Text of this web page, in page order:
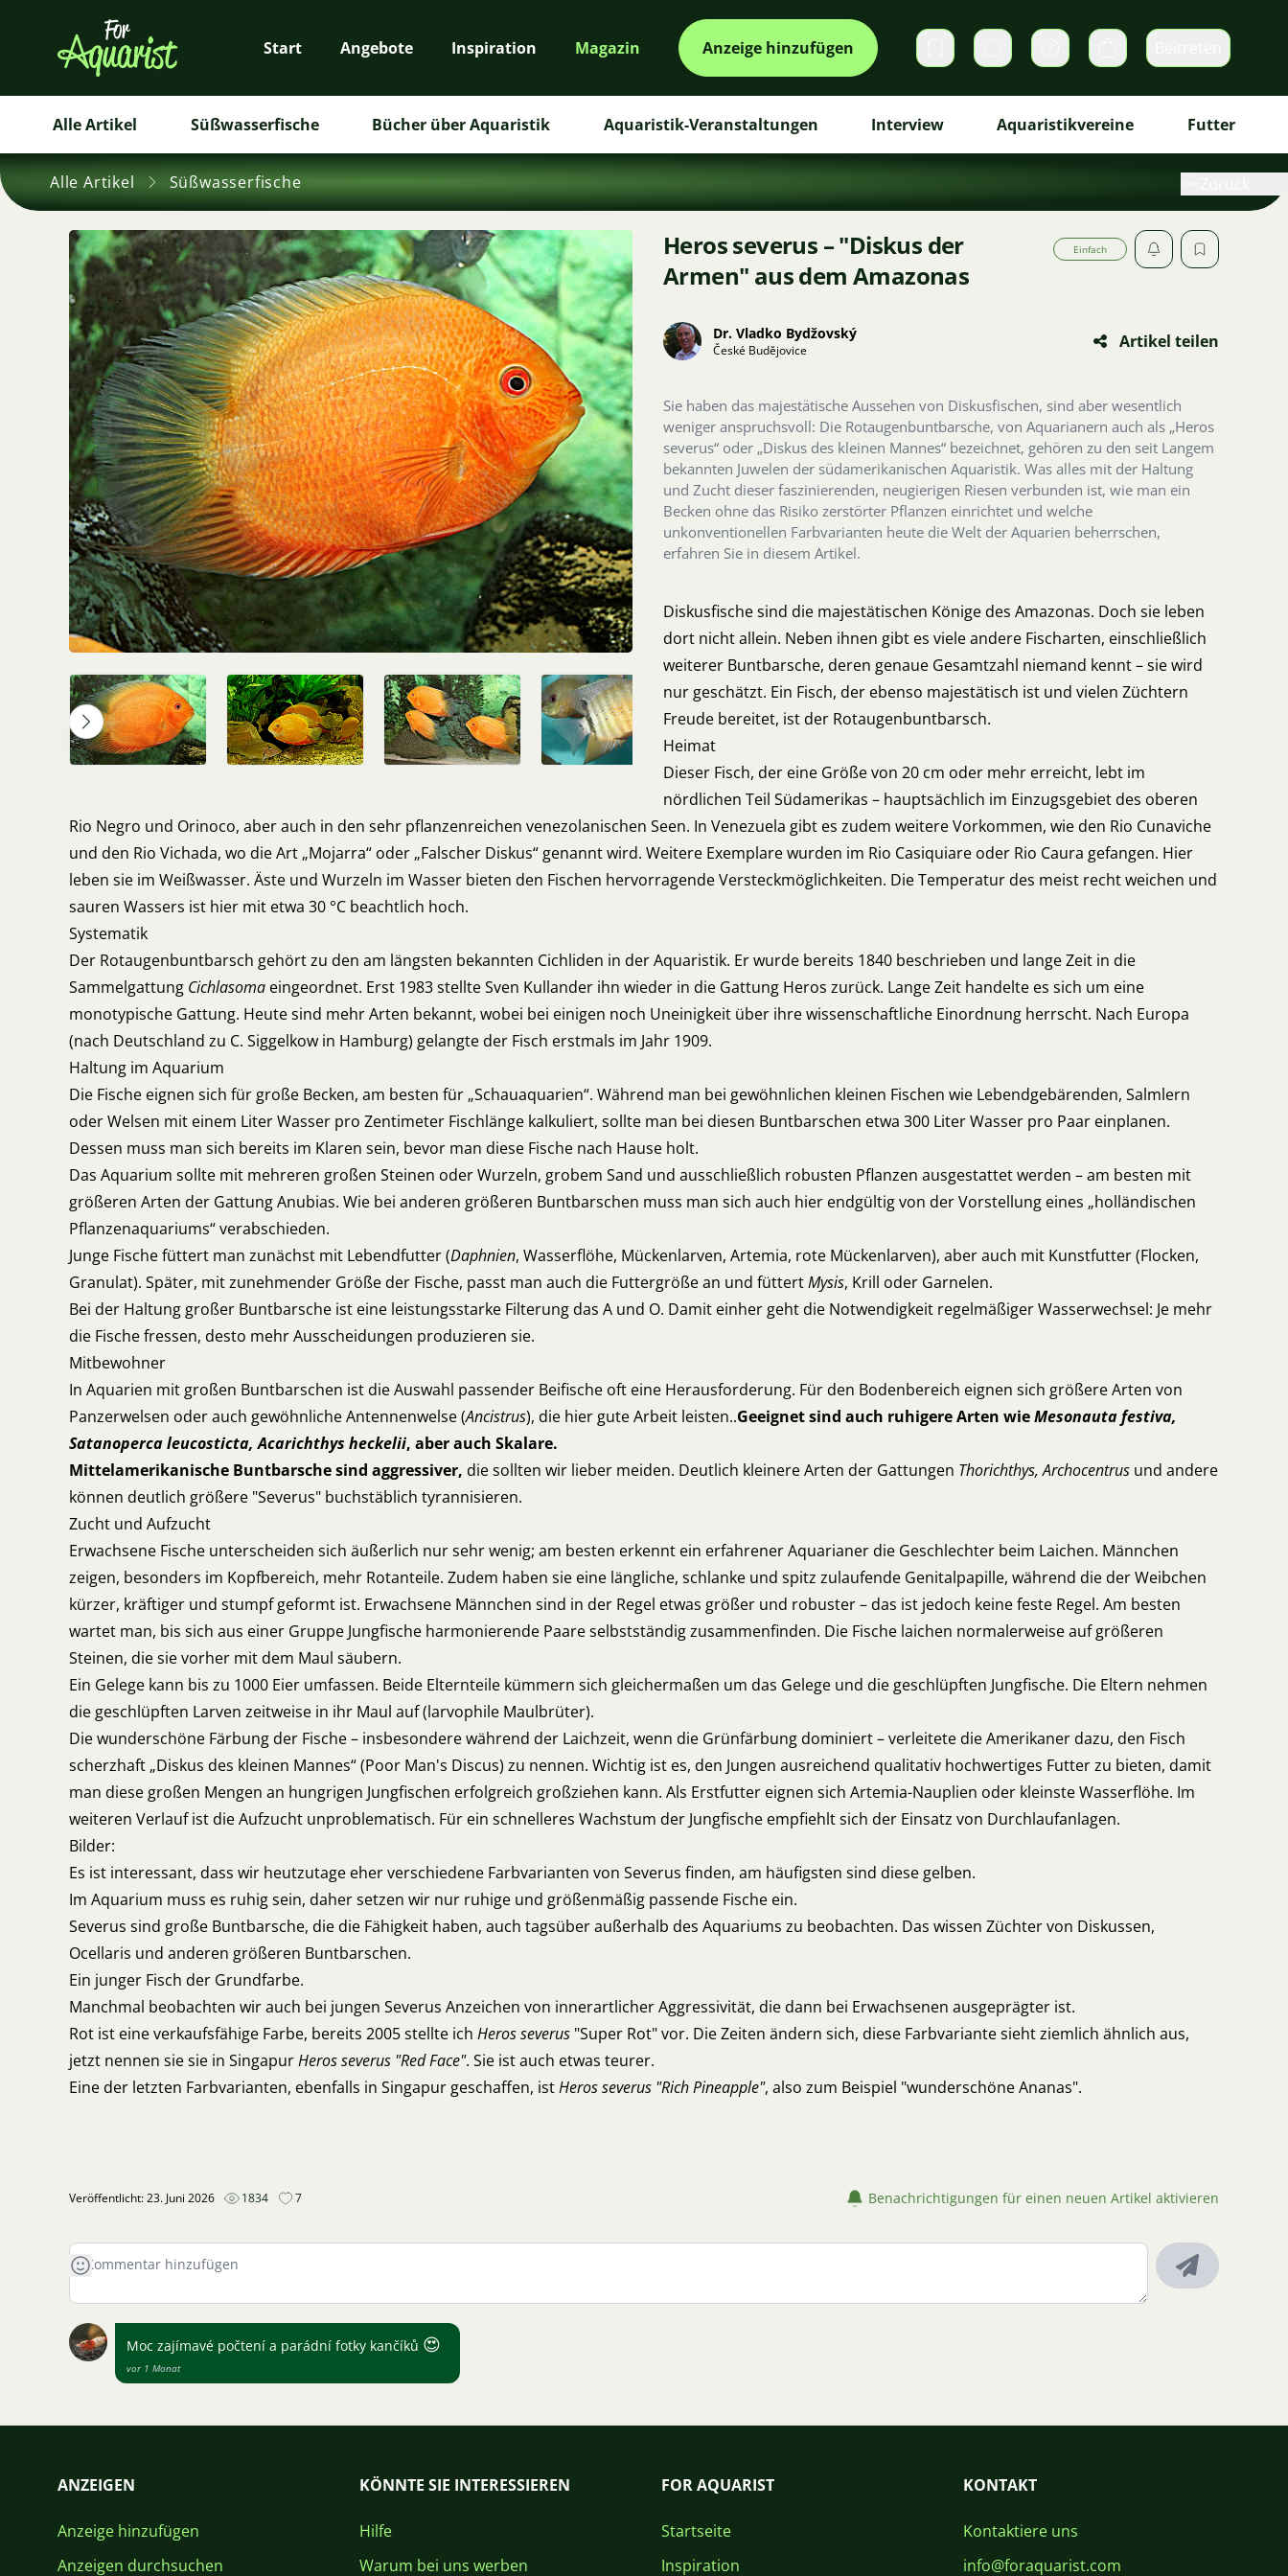
Start Angebote Inspiration Magazin Anzeige hinzufügen DirektnachrichtenWarenkorb
Alle Artikel Süßwasserfische Bücher über Aquaristik Aquaristik-Veranstaltungen Interview Aquaristikvereine Futter
Alle Artikel Süßwasserfische
Heros severus – "Diskus der
Armen" aus dem Amazonas
Einfach
Dr. Vladko Bydžovský
České Budějovice Artikel teilen
Sie haben das majestätische Aussehen von Diskusfischen, sind aber wesentlich
weniger anspruchsvoll: Die Rotaugenbuntbarsche, von Aquarianern auch als „Heros
severus“ oder „Diskus des kleinen Mannes“ bezeichnet, gehören zu den seit Langem
bekannten Juwelen der südamerikanischen Aquaristik. Was alles mit der Haltung
und Zucht dieser faszinierenden, neugierigen Riesen verbunden ist, wie man ein
Becken ohne das Risiko zerstörter Pflanzen einrichtet und welche
unkonventionellen Farbvarianten heute die Welt der Aquarien beherrschen,
erfahren Sie in diesem Artikel.
Diskusfische sind die majestätischen Könige des Amazonas. Doch sie leben
dort nicht allein. Neben ihnen gibt es viele andere Fischarten, einschließlich
weiterer Buntbarsche, deren genaue Gesamtzahl niemand kennt – sie wird
nur geschätzt. Ein Fisch, der ebenso majestätisch ist und vielen Züchtern
Freude bereitet, ist der Rotaugenbuntbarsch.
Heimat
Dieser Fisch, der eine Größe von 20 cm oder mehr erreicht, lebt im
nördlichen Teil Südamerikas – hauptsächlich im Einzugsgebiet des oberen
Rio Negro und Orinoco, aber auch in den sehr pflanzenreichen venezolanischen Seen. In Venezuela gibt es zudem weitere Vorkommen, wie den Rio Cunaviche
und den Rio Vichada, wo die Art „Mojarra“ oder „Falscher Diskus“ genannt wird. Weitere Exemplare wurden im Rio Casiquiare oder Rio Caura gefangen. Hier
leben sie im Weißwasser. Äste und Wurzeln im Wasser bieten den Fischen hervorragende Versteckmöglichkeiten. Die Temperatur des meist recht weichen und
sauren Wassers ist hier mit etwa 30 °C beachtlich hoch.
Systematik
Der Rotaugenbuntbarsch gehört zu den am längsten bekannten Cichliden in der Aquaristik. Er wurde bereits 1840 beschrieben und lange Zeit in die
Sammelgattung Cichlasoma eingeordnet. Erst 1983 stellte Sven Kullander ihn wieder in die Gattung Heros zurück. Lange Zeit handelte es sich um eine
monotypische Gattung. Heute sind mehr Arten bekannt, wobei bei einigen noch Uneinigkeit über ihre wissenschaftliche Einordnung herrscht. Nach Europa
(nach Deutschland zu C. Siggelkow in Hamburg) gelangte der Fisch erstmals im Jahr 1909.
Haltung im Aquarium
Die Fische eignen sich für große Becken, am besten für „Schauaquarien“. Während man bei gewöhnlichen kleinen Fischen wie Lebendgebärenden, Salmlern
oder Welsen mit einem Liter Wasser pro Zentimeter Fischlänge kalkuliert, sollte man bei diesen Buntbarschen etwa 300 Liter Wasser pro Paar einplanen.
Dessen muss man sich bereits im Klaren sein, bevor man diese Fische nach Hause holt.
Das Aquarium sollte mit mehreren großen Steinen oder Wurzeln, grobem Sand und ausschließlich robusten Pflanzen ausgestattet werden – am besten mit
größeren Arten der Gattung Anubias. Wie bei anderen größeren Buntbarschen muss man sich auch hier endgültig von der Vorstellung eines „holländischen
Pflanzenaquariums“ verabschieden.
Junge Fische füttert man zunächst mit Lebendfutter (Daphnien, Wasserflöhe, Mückenlarven, Artemia, rote Mückenlarven), aber auch mit Kunstfutter (Flocken,
Granulat). Später, mit zunehmender Größe der Fische, passt man auch die Futtergröße an und füttertMysis, Krill oder Garnelen.
Bei der Haltung großer Buntbarsche ist eine leistungsstarke Filterung das A und O. Damit einher geht die Notwendigkeit regelmäßiger Wasserwechsel: Je mehr
die Fische fressen, desto mehr Ausscheidungen produzieren sie.
Mitbewohner
In Aquarien mit großen Buntbarschen ist die Auswahl passender Beifische oft eine Herausforderung. Für den Bodenbereich eignen sich größere Arten von
Panzerwelsen oder auch gewöhnliche Antennenwelse (Ancistrus), die hier gute Arbeit leisten..Geeignet sind auch ruhigere Arten wieMesonauta festiva,
Satanoperca leucosticta, Acarichthys heckelii, aber auch Skalare.
Mittelamerikanische Buntbarsche sind aggressiver, die sollten wir lieber meiden. Deutlich kleinere Arten der Gattungen Thorichthys, Archocentrus und andere
können deutlich größere "Severus" buchstäblich tyrannisieren.
Zucht und Aufzucht
Erwachsene Fische unterscheiden sich äußerlich nur sehr wenig; am besten erkennt ein erfahrener Aquarianer die Geschlechter beim Laichen. Männchen
zeigen, besonders im Kopfbereich, mehr Rotanteile. Zudem haben sie eine längliche, schlanke und spitz zulaufende Genitalpapille, während die der Weibchen
kürzer, kräftiger und stumpf geformt ist. Erwachsene Männchen sind in der Regel etwas größer und robuster – das ist jedoch keine feste Regel. Am besten
wartet man, bis sich aus einer Gruppe Jungfische harmonierende Paare selbstständig zusammenfinden. Die Fische laichen normalerweise auf größeren
Steinen, die sie vorher mit dem Maul säubern.
Ein Gelege kann bis zu 1000 Eier umfassen. Beide Elternteile kümmern sich gleichermaßen um das Gelege und die geschlüpften Jungfische. Die Eltern nehmen
die geschlüpften Larven zeitweise in ihr Maul auf (larvophile Maulbrüter).
Die wunderschöne Färbung der Fische – insbesondere während der Laichzeit, wenn die Grünfärbung dominiert – verleitete die Amerikaner dazu, den Fisch
scherzhaft „Diskus des kleinen Mannes“ (Poor Man's Discus) zu nennen. Wichtig ist es, den Jungen ausreichend qualitativ hochwertiges Futter zu bieten, damit
man diese großen Mengen an hungrigen Jungfischen erfolgreich großziehen kann. Als Erstfutter eignen sich Artemia-Nauplien oder kleinste Wasserflöhe. Im
weiteren Verlauf ist die Aufzucht unproblematisch. Für ein schnelleres Wachstum der Jungfische empfiehlt sich der Einsatz von Durchlaufanlagen.
Bilder:
Es ist interessant, dass wir heutzutage eher verschiedene Farbvarianten von Severus finden, am häufigsten sind diese gelben.
Im Aquarium muss es ruhig sein, daher setzen wir nur ruhige und größenmäßig passende Fische ein.
Severus sind große Buntbarsche, die die Fähigkeit haben, auch tagsüber außerhalb des Aquariums zu beobachten. Das wissen Züchter von Diskussen,
Ocellaris und anderen größeren Buntbarschen.
Ein junger Fisch der Grundfarbe.
Manchmal beobachten wir auch bei jungen Severus Anzeichen von innerartlicher Aggressivität, die dann bei Erwachsenen ausgeprägter ist.
Rot ist eine verkaufsfähige Farbe, bereits 2005 stellte ich Heros severus "Super Rot" vor. Die Zeiten ändern sich, diese Farbvariante sieht ziemlich ähnlich aus,
jetzt nennen sie sie in SingapurHeros severus "Red Face". Sie ist auch etwas teurer.
Eine der letzten Farbvarianten, ebenfalls in Singapur geschaffen, istHeros severus "Rich Pineapple", also zum Beispiel "wunderschöne Ananas".
Veröffentlicht: 23. Juni 2026 1834 7 Benachrichtigungen für einen neuen Artikel aktivieren
Moc zajímavé počtení a parádní fotky kančíků 😍
vor 1 Monat
ANZEIGEN
Anzeige hinzufügen
Anzeigen durchsuchen
KÖNNTE SIE INTERESSIEREN
Hilfe
Warum bei uns werben
FOR AQUARIST
Startseite
Inspiration
KONTAKT
Kontaktiere uns
info@foraquarist.com